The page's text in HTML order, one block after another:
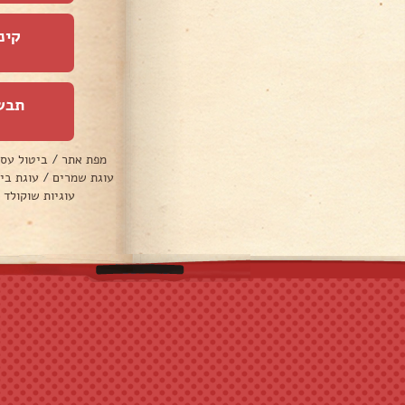
מפת אתר / ביטול
עוגת שמרים / עוגת
עוגיות